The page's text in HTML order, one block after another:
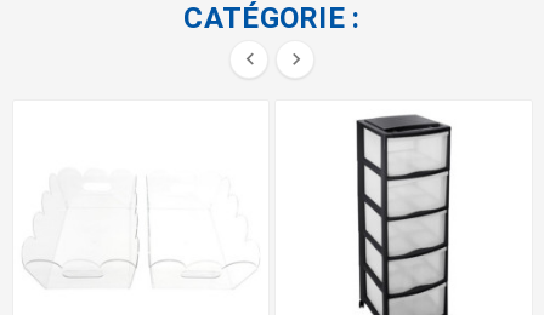
CATÉGORIE :
 